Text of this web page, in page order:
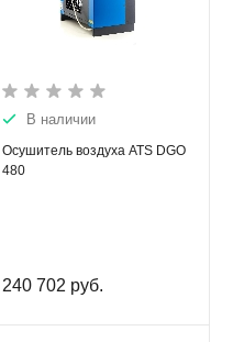
В наличии
Осушитель воздуха ATS DGO
480
240 702 руб.